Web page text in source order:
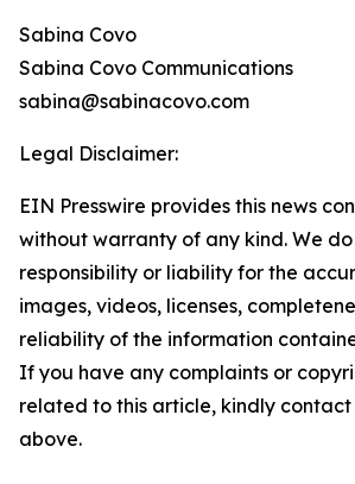
Sabina Covo
Sabina Covo Communications
sabina@sabinacovo.com
Legal Disclaimer:
EIN Presswire provides this news
without warranty of any kind. We
responsibility or liability for the
images, videos, licenses,
reliability of the information
If you have any complaints or
related to this article, kindly
above.